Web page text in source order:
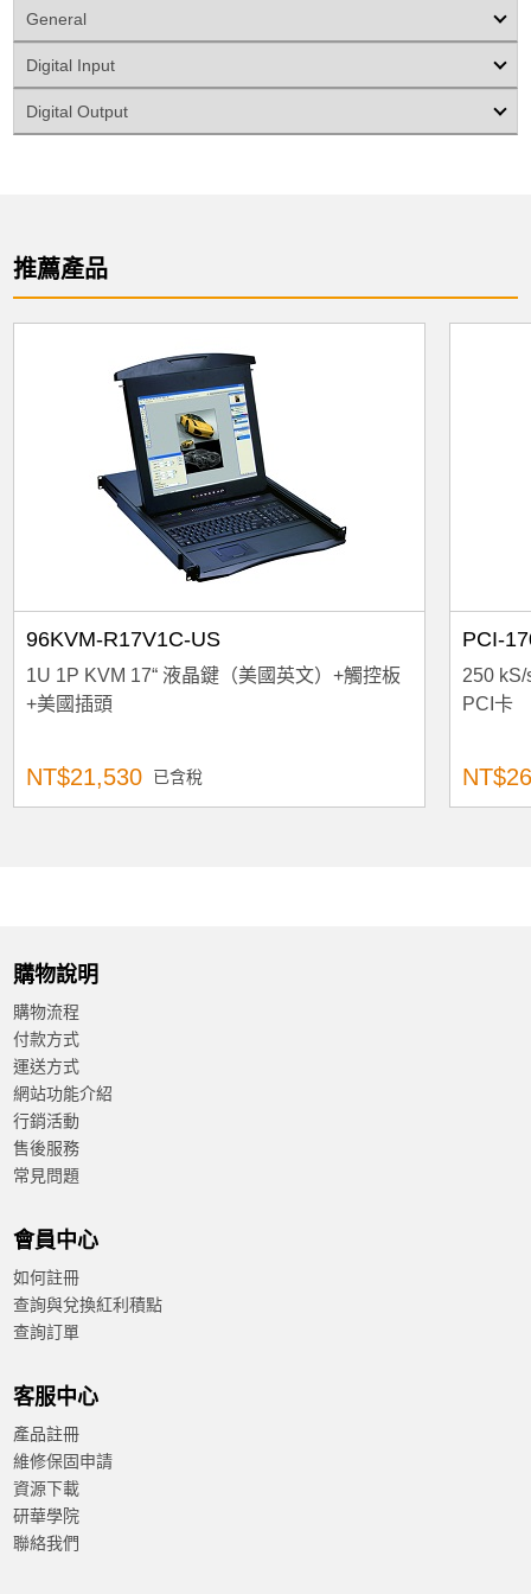
General
Digital Input
Digital Output
推薦產品
96KVM-R17V1C-US
1U 1P KVM 17“ 液晶鍵（美國英文）+觸控板
+美國插頭
NT$21,530 已含稅
PCI-
250
PCI卡
購物說明
購物流程
付款方式
運送方式
網站功能介紹
行銷活動
售後服務
常見問題
會員中心
如何註冊
查詢與兌換紅利積點
查詢訂單
客服中心
產品註冊
維修保固申請
資源下載
研華學院
聯絡我們